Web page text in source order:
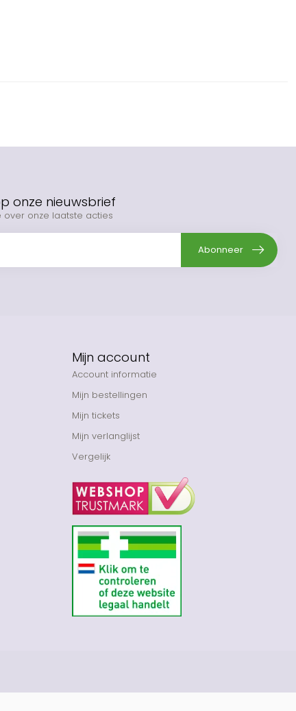
onze nieuwsbrief
over onze laatste acties
Abonneer
Mijn account
Account informatie
Mijn bestellingen
Mijn tickets
Mijn verlanglijst
Vergelijk